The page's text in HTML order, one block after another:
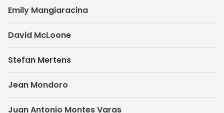
Emily Mangiaracina
David McLoone
Stefan Mertens
Jean Mondoro
Juan Antonio Montes Varas